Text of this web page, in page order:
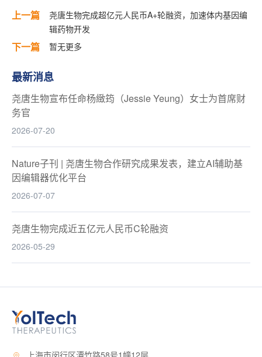
上一篇
尧唐生物完成超亿元人民币A+轮融资，加速体内基因编
辑药物开发
下一篇 暂无更多
最新消息
尧唐生物宣布任命杨緻筠（Jessie Yeung）女士为首席财
务官
2026-07-20
Nature子刊 | 尧唐生物合作研究成果发表，建立AI辅助基
因编辑器优化平台
2026-07-07
尧唐生物完成近五亿元人民币C轮融资
2026-05-29